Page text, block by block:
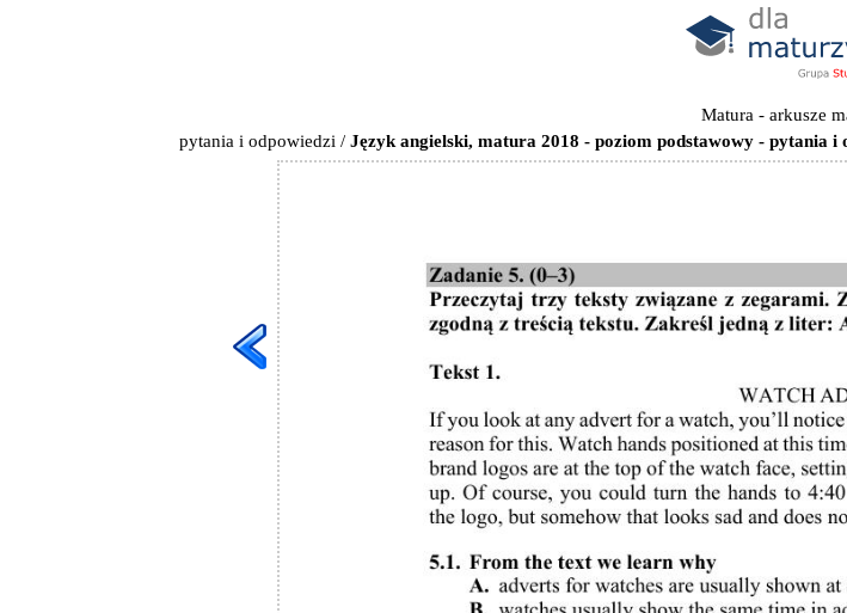
Matura - arkusze
pytania i odpowiedzi / Język angielski, matura 2018 - poziom podstawowy - pytania i